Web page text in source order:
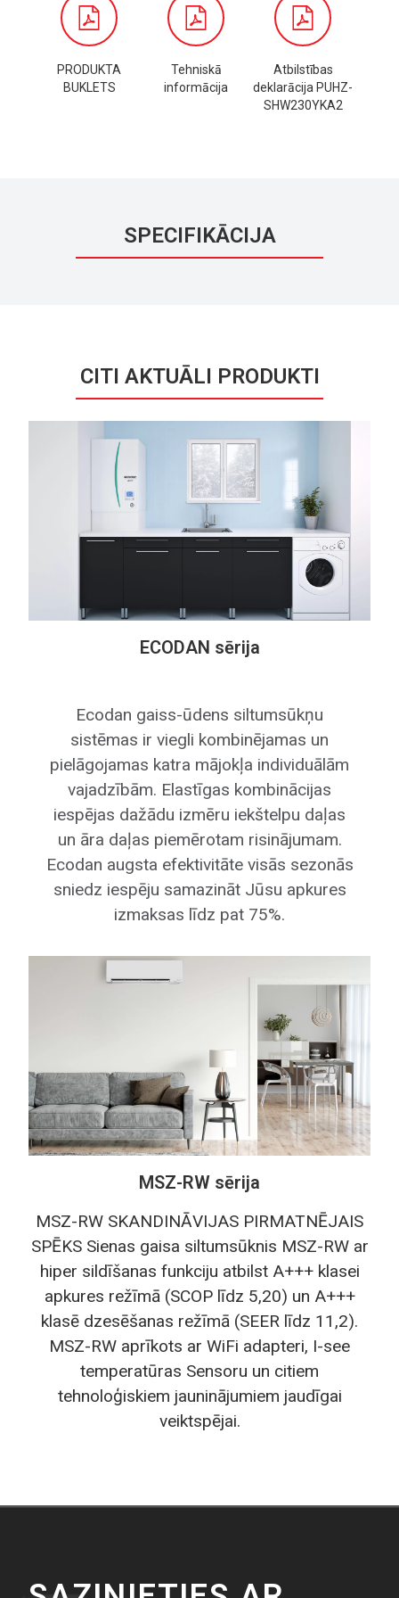
Saņemt cenu
PRODUKTA
BUKLETS
Tehniskā
informācija
Atbilstības
deklarācija PUHZ-
SHW230YKA2
SPECIFIKĀCIJA
CITI AKTUĀLI PRODUKTI
ECODAN sērija
Ecodan gaiss-ūdens siltumsūkņu
sistēmas ir viegli kombinējamas un
pielāgojamas katra mājokļa individuālām
vajadzībām. Elastīgas kombinācijas
iespējas dažādu izmēru iekštelpu daļas
un āra daļas piemērotam risinājumam.
Ecodan augsta efektivitāte visās sezonās
sniedz iespēju samazināt Jūsu apkures
izmaksas līdz pat 75%.
MSZ-RW sērija
MSZ-RW SKANDINĀVIJAS PIRMATNĒJAIS
SPĒKS Sienas gaisa siltumsūknis MSZ-RW ar
hiper sildīšanas funkciju atbilst A+++ klasei
apkures režīmā (SCOP līdz 5,20) un A+++
klasē dzesēšanas režīmā (SEER līdz 11,2).
MSZ-RW aprīkots ar WiFi adapteri, I-see
temperatūras Sensoru un citiem
tehnoloģiskiem jauninājumiem jaudīgai
veiktspējai.